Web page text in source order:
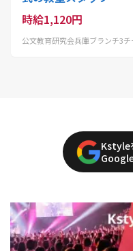
時給1,120円
公文教育研究会兵庫ブランチ3チ
Kstyle